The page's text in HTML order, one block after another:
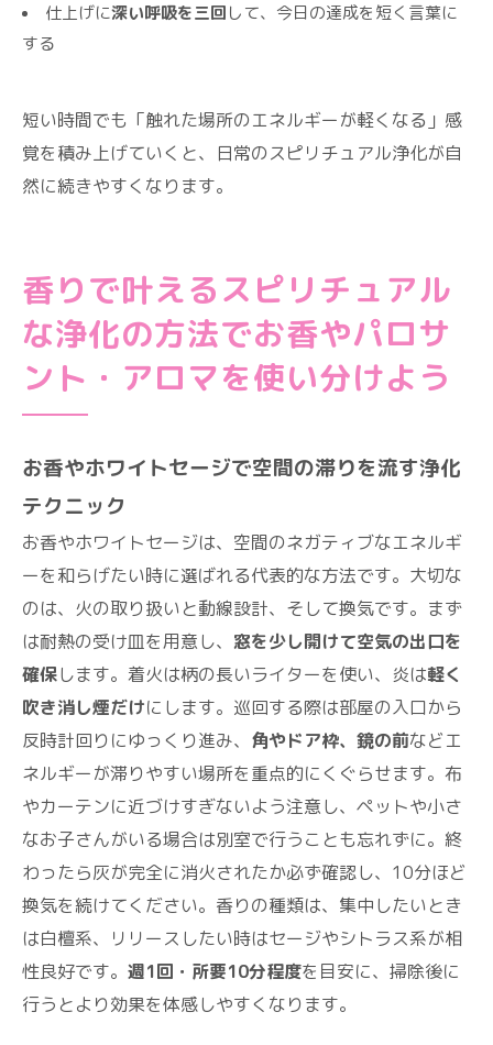
仕上げに深い呼吸を三回して、今日の達成を短く言葉に
する
短い時間でも「触れた場所のエネルギーが軽くなる」感
覚を積み上げていくと、日常のスピリチュアル浄化が自
然に続きやすくなります。
香りで叶えるスピリチュアル
な浄化の方法でお香やパロサ
ント・アロマを使い分けよう
お香やホワイトセージで空間の滞りを流す浄化
テクニック
お香やホワイトセージは、空間のネガティブなエネルギ
ーを和らげたい時に選ばれる代表的な方法です。大切な
のは、火の取り扱いと動線設計、そして換気です。まず
は耐熱の受け皿を用意し、 窓を少し開けて空気の出口を
確保します。着火は柄の長いライターを使い、炎は軽く
吹き消し煙だけにします。巡回する際は部屋の入口から
反時計回りにゆっくり進み、 角やドア枠、鏡の前などエ
ネルギーが滞りやすい場所を重点的にくぐらせます。布
やカーテンに近づけすぎないよう注意し、ペットや小さ
なお子さんがいる場合は別室で行うことも忘れずに。終
わったら灰が完全に消火されたか必ず確認し、10分ほど
換気を続けてください。香りの種類は、集中したいとき
は白檀系、リリースしたい時はセージやシトラス系が相
性良好です。 週1回・所要10分程度を目安に、掃除後に
行うとより効果を体感しやすくなります。